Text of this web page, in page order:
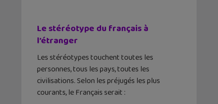
Le stéréotype du français à
l’étranger
Les stéréotypes touchent toutes les
personnes, tous les pays, toutes les
civilisations. Selon les préjugés les plus
courants, le Français serait :